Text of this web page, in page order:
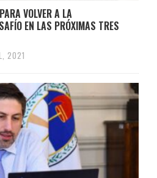
VOLVER A LA
EN LAS PRÓXIMAS TRES
2021